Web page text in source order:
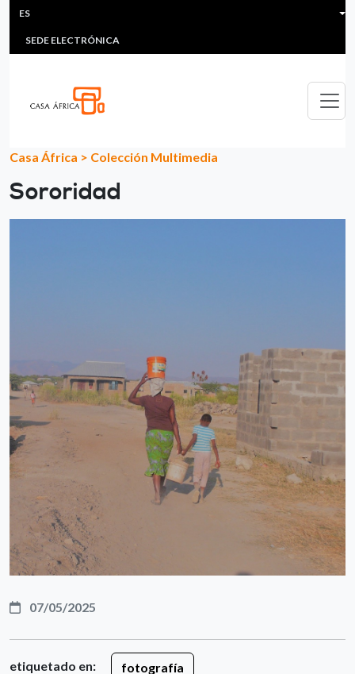
Pasar al contenido principal
HEADER MENU
MULTIMEDIA
SEDE ELECTRÓNICA
ES
Casa África > Colección Multimedia
Sororidad
07/05/2025
etiquetado en: fotografía